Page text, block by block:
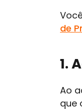
de
1.
Ao
que